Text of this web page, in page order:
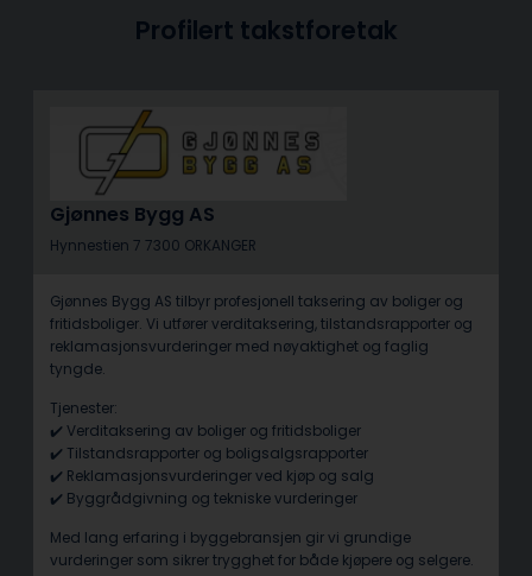
Profilert takstforetak
Gjønnes Bygg AS
Hynnestien 7 7300 ORKANGER
Gjønnes Bygg AS tilbyr profesjonell taksering av boliger og
fritidsboliger. Vi utfører verditaksering, tilstandsrapporter og
reklamasjonsvurderinger med nøyaktighet og faglig
tyngde.
Tjenester:
✔️ Verditaksering av boliger og fritidsboliger
✔️ Tilstandsrapporter og boligsalgsrapporter
✔️ Reklamasjonsvurderinger ved kjøp og salg
✔️ Byggrådgivning og tekniske vurderinger
Med lang erfaring i byggebransjen gir vi grundige
vurderinger som sikrer trygghet for både kjøpere og selgere.